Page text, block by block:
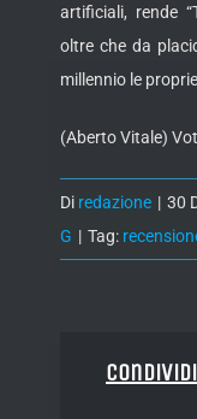
artificiali, rende
oltre che da
millennio le
(Aberto Vitale)
Di redazione | 30
G | Tag: